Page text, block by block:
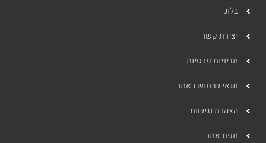
בלוג
יצירת קשר
מדיניות פרטיות
תנאי שימוש באתר
הצהרת נגישות
מפת אתר